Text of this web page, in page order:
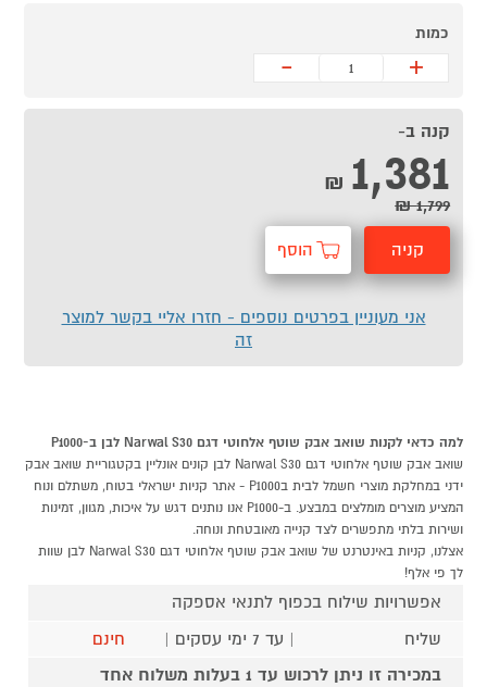
כמות
+
-
קנה ב-
1,381
₪
1,799 ₪
קניה הוסף
אני מעוניין בפרטים נוספים - חזרו אליי בקשר למוצר
זה
למה כדאי לקנות שואב אבק שוטף אלחוטי דגם Narwal S30 לבן ב-P1000
שואב אבק שוטף אלחוטי דגם Narwal S30 לבן קונים אונליין בקטגוריית שואב אבק
ידני במחלקת מוצרי חשמל לבית בP1000 - אתר קניות ישראלי בטוח, משתלם ונוח
המציע מוצרים מומלצים במבצע. ב-P1000 אנו נותנים דגש על איכות, מגוון, זמינות
ושירות בלתי מתפשרים לצד קנייה מאובטחת ונוחה.
אצלנו, קניות באינטרנט של שואב אבק שוטף אלחוטי דגם Narwal S30 לבן שוות
לך פי אלף!
אפשרויות שילוח בכפוף לתנאי אספקה
שליח
| עד 7 ימי עסקים |
חינם
במכירה זו ניתן לרכוש עד 1 בעלות משלוח אחד